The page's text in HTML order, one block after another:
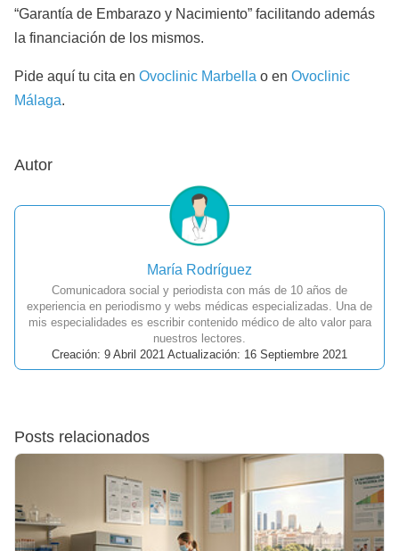
“Garantía de Embarazo y Nacimiento” facilitando además
la financiación de los mismos.
Pide aquí tu cita en Ovoclinic Marbella o en Ovoclinic
Málaga.
Autor
María Rodríguez
Comunicadora social y periodista con más de 10 años de
experiencia en periodismo y webs médicas especializadas. Una de
mis especialidades es escribir contenido médico de alto valor para
nuestros lectores.
Creación: 9 Abril 2021 Actualización: 16 Septiembre 2021
Posts relacionados